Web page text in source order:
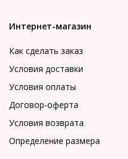
Интернет-магазин
Как сделать заказ
Условия доставки
Условия оплаты
Договор-оферта
Условия возврата
Определение размера